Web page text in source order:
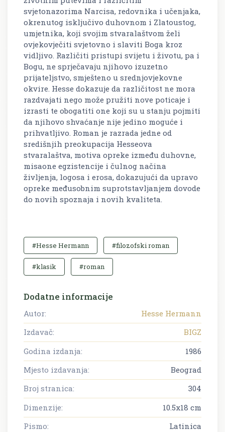
svjetonazorima Narcisa, redovnika i učenjaka,
okrenutog isključivo duhovnom i Zlatoustog,
umjetnika, koji svojim stvaralaštvom želi
ovjekovječiti svjetovno i slaviti Boga kroz
vidljivo. Različiti pristupi svijetu i životu, pa i
Bogu, ne sprječavaju njihovo izuzetno
prijateljstvo, smješteno u srednjovjekovne
okvire. Hesse dokazuje da različitost ne mora
razdvajati nego može pružiti nove poticaje i
izrasti te obogatiti one koji su u stanju pojmiti
da njihovo shvaćanje nije jedino moguće i
prihvatljivo. Roman je razrada jedne od
središnjih preokupacija Hesseova
stvaralaštva, motiva opreke između duhovne,
misaone egzistencije i čulnog načina
življenja, logosa i erosa, dokazujući da upravo
opreke međusobnim suprotstavljanjem dovode
do novih spoznaja i novih kvaliteta.
#Hesse Hermann #filozofski roman
#klasik #roman
Dodatne informacije
Autor:
Hesse Hermann
Izdavač:
BIGZ
Godina izdanja:
1986
Mjesto izdavanja:
Beograd
Broj stranica:
304
Dimenzije:
10.5x18 cm
Pismo:
Latinica